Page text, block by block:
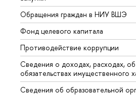
Обращения граждан в НИУ ВШЭ
Фонд целевого капитала
Противодействие коррупции
Сведения о доходах, расходах,
обязательствах имущественного
Сведения об образовательной